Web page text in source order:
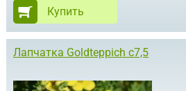
Купить
Лапчатка Goldteppich c7,5